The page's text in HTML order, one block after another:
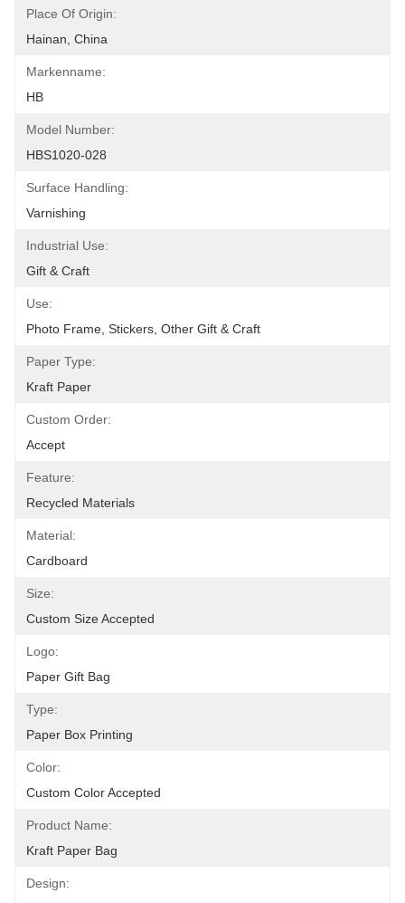
Place Of Origin:
Hainan, China
Markenname:
HB
Model Number:
HBS1020-028
Surface Handling:
Varnishing
Industrial Use:
Gift & Craft
Use:
Photo Frame, Stickers, Other Gift & Craft
Paper Type:
Kraft Paper
Custom Order:
Accept
Feature:
Recycled Materials
Material:
Cardboard
Size:
Custom Size Accepted
Logo:
Paper Gift Bag
Type:
Paper Box Printing
Color:
Custom Color Accepted
Product Name:
Kraft Paper Bag
Design: